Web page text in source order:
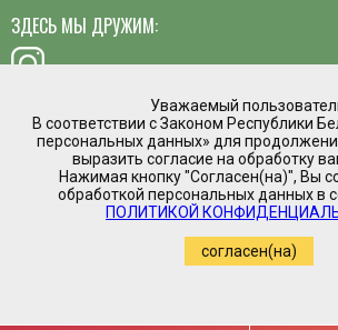
Уважаемый
В соответствии с Законом Республики
персональных данных» для
выразить согласие на обработку
Нажимая кнопку "Согласен(на)", Вы
обработкой персональных данных в
ПОЛИТИКОЙ
согласен(на)
ЗДЕСЬ МЫ ДРУЖИМ:
хотите предложить идею, похвалить
пожаловаться?
Написать директору
Интернет магазин